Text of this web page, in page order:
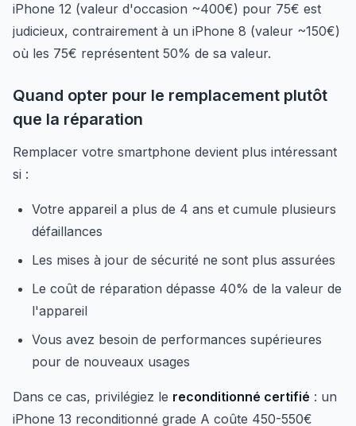
iPhone 12 (valeur d'occasion ~400€) pour 75€ est
judicieux, contrairement à un iPhone 8 (valeur ~150€)
où les 75€ représentent 50% de sa valeur.
Quand opter pour le remplacement plutôt
que la réparation
Remplacer votre smartphone devient plus intéressant
si :
Votre appareil a plus de 4 ans et cumule plusieurs
défaillances
Les mises à jour de sécurité ne sont plus assurées
Le coût de réparation dépasse 40% de la valeur de
l'appareil
Vous avez besoin de performances supérieures
pour de nouveaux usages
Dans ce cas, privilégiez le reconditionné certifié : un
iPhone 13 reconditionné grade A coûte 450-550€